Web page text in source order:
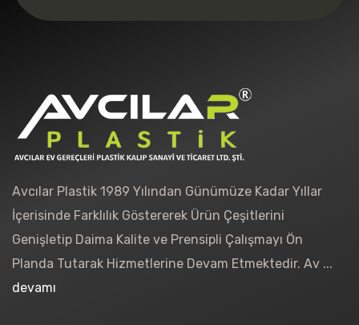
Avcılar Plastik 1989 Yılından Günümüze Kadar Yıllar
İçerisinde Farklılık Göstererek Ürün Çeşitlerini
Genişletip Daima Kalite ve Prensipli Çalışmayı Ön
Planda Tutarak Hizmetlerine Devam Etmektedir. Av ...
devamı